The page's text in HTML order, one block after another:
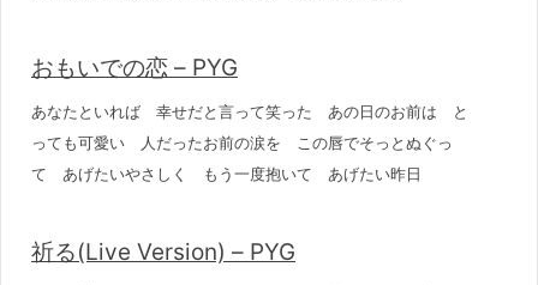
おもいでの恋 – PYG
あなたといれば 幸せだと言って笑った あの日のお前は と
っても可愛い 人だったお前の涙を この唇でそっとぬぐっ
て あげたいやさしく もう一度抱いて あげたい昨日
祈る(Live Version) – PYG